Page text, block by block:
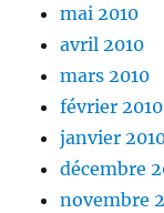
mai 2010
avril 2010
mars 2010
février 2010
janvier
décembre
novembre